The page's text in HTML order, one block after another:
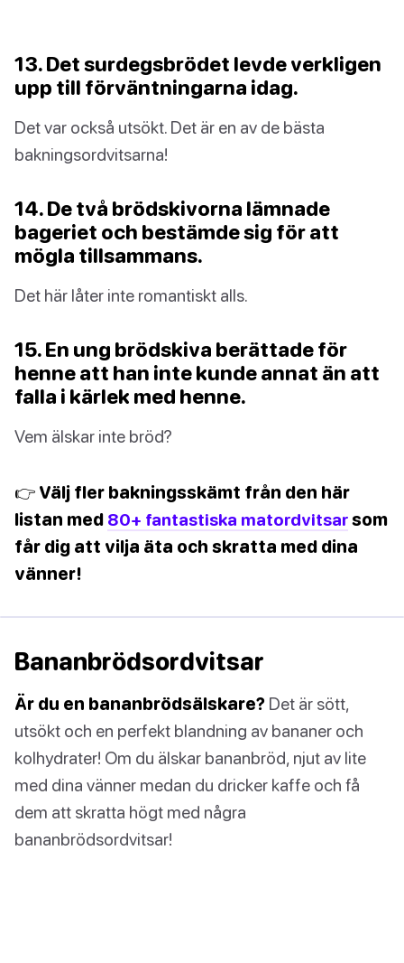
13. Det surdegsbrödet levde verkligen
upp till förväntningarna idag.
Det var också utsökt. Det är en av de bästa
bakningsordvitsarna!
14. De två brödskivorna lämnade
bageriet och bestämde sig för att
mögla tillsammans.
Det här låter inte romantiskt alls.
15. En ung brödskiva berättade för
henne att han inte kunde annat än att
falla i kärlek med henne.
Vem älskar inte bröd?
👉 Välj fler bakningsskämt från den här
listan med 80+ fantastiska matordvitsarsom
får dig att vilja äta och skratta med dina
vänner!
Bananbrödsordvitsar
Är du en bananbrödsälskare? Det är sött,
utsökt och en perfekt blandning av bananer och
kolhydrater! Om du älskar bananbröd, njut av lite
med dina vänner medan du dricker kaffe och få
dem att skratta högt med några
bananbrödsordvitsar!